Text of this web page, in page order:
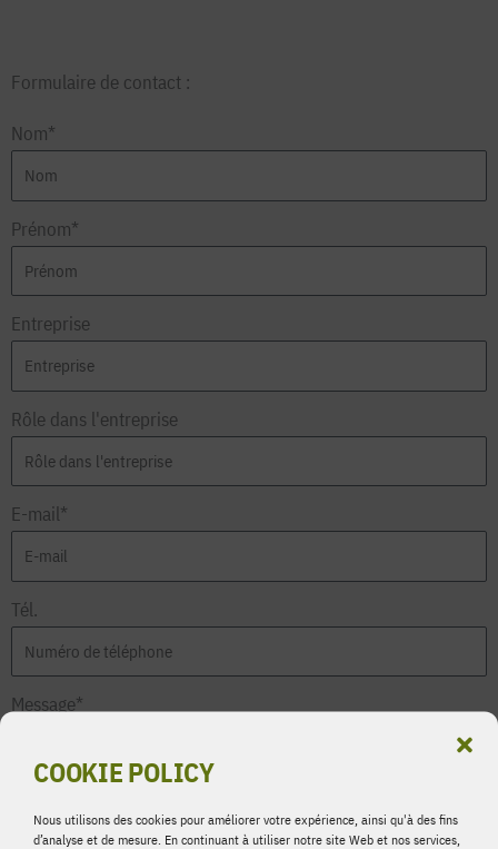
COOKIE POLICY
Nous utilisons des cookies pour améliorer votre expérience, ainsi qu'à des fins
d’analyse et de mesure. En continuant à utiliser notre site Web et nos services,
Formulaire de contact :
Nom*
Prénom*
Entreprise
Rôle dans l'entreprise
E-mail*
Tél.
Message*